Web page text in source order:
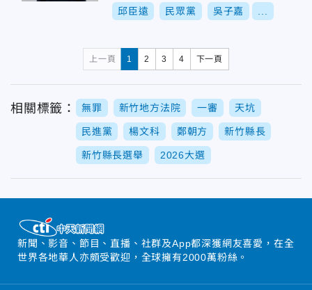
邱臣遠 民眾黨 吳子嘉
上一頁 1 2 3 4 下一頁
相關標籤： 無罪 新竹地方法院 一審 天坑
民進黨 楊文科 鄭朝方 新竹縣長
新竹縣長選舉 2026大選
新聞、影音、節目、直播、社群及App都深獲網友喜愛，在全
世界各地華人亦頗受歡迎，全球擁有2000萬粉絲。